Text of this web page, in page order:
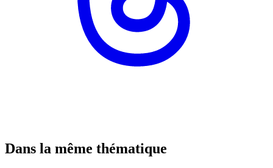
Dans la même thématique